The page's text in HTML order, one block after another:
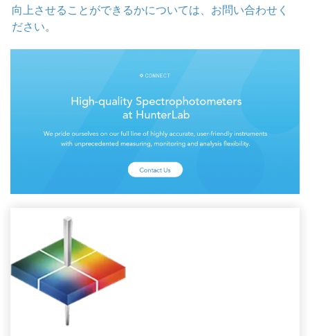
向上させることができるかについては、お問い合わせく
ださい。